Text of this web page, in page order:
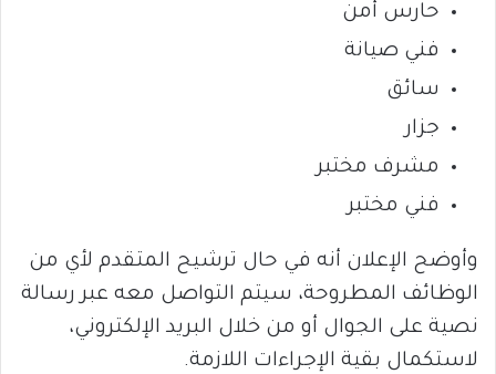
حارس أمن
فني صيانة
سائق
جزار
مشرف مختبر
فني مختبر
وأوضح الإعلان أنه في حال ترشيح المتقدم لأي من
الوظائف المطروحة، سيتم التواصل معه عبر رسالة
نصية على الجوال أو من خلال البريد الإلكتروني،
لاستكمال بقية الإجراءات اللازمة.